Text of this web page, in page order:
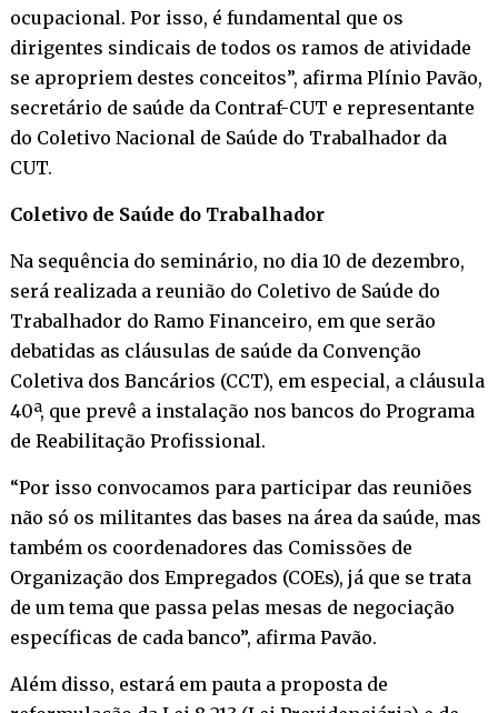
ocupacional. Por isso, é fundamental que os
dirigentes sindicais de todos os ramos de atividade
se apropriem destes conceitos”, afirma Plínio Pavão,
secretário de saúde da Contraf-CUT e representante
do Coletivo Nacional de Saúde do Trabalhador da
CUT.
Coletivo de Saúde do Trabalhador
Na sequência do seminário, no dia 10 de dezembro,
será realizada a reunião do Coletivo de Saúde do
Trabalhador do Ramo Financeiro, em que serão
debatidas as cláusulas de saúde da Convenção
Coletiva dos Bancários (CCT), em especial, a cláusula
40ª, que prevê a instalação nos bancos do Programa
de Reabilitação Profissional.
“Por isso convocamos para participar das reuniões
não só os militantes das bases na área da saúde, mas
também os coordenadores das Comissões de
Organização dos Empregados (COEs), já que se trata
de um tema que passa pelas mesas de negociação
específicas de cada banco”, afirma Pavão.
Além disso, estará em pauta a proposta de